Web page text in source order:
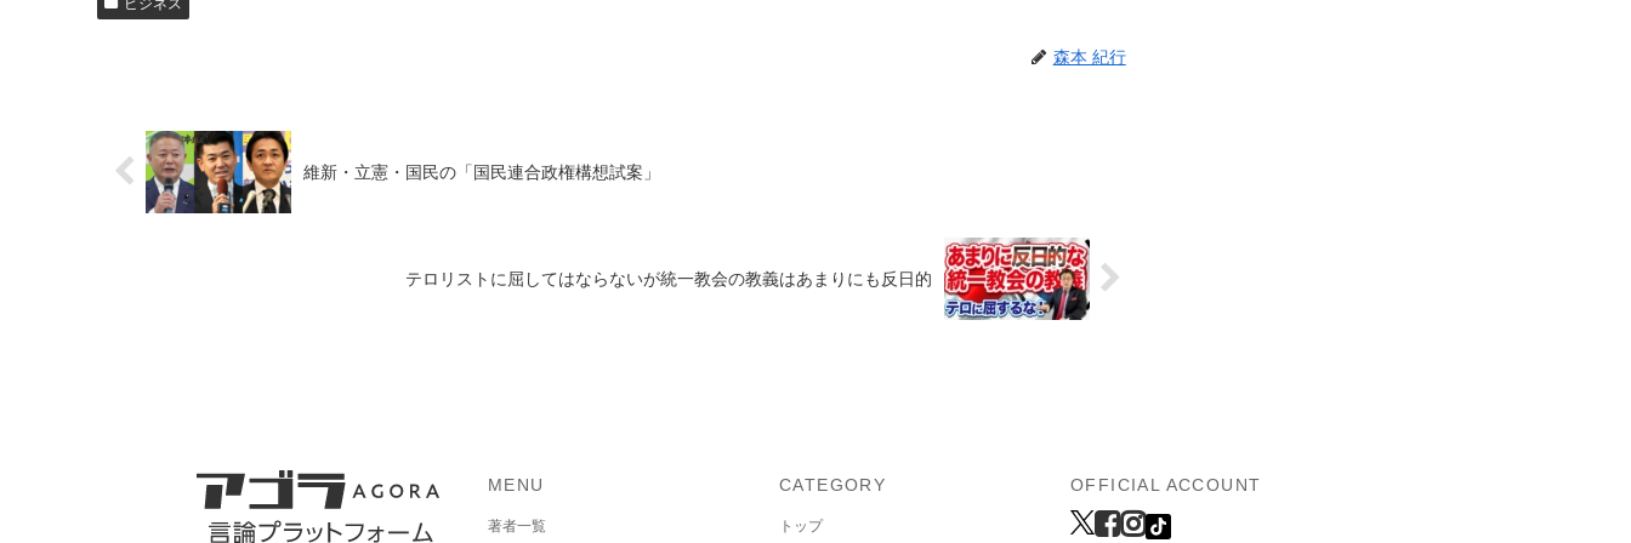
ビジネス
森本 紀行
維新・立憲・国民の「国民連合政権構想試案」
テロリストに屈してはならないが統一教会の教義はあまりにも反日的
MENU
著者一覧
CATEGORY
トップ
OFFICIAL ACCOUNT